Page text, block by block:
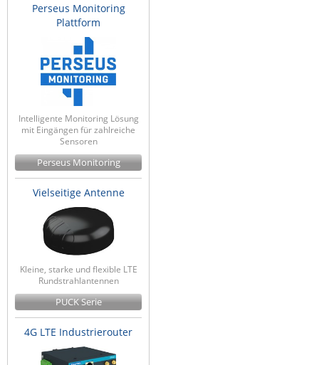
Perseus Monitoring
Plattform
Intelligente Monitoring Lösung
mit Eingängen für zahlreiche
Sensoren
Perseus Monitoring
Vielseitige Antenne
Kleine, starke und flexible LTE
Rundstrahlantennen
PUCK Serie
4G LTE Industrierouter